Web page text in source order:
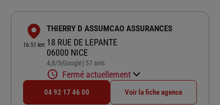
16.51 km
THIERRY D ASSUMCAO ASSURANCES
18 RUE DE LEPANTE
06000 NICE
4,8/5Note de 4.8 sur 5
(Google) 57 avis
Fermé actuellement
04 92 17 46 00 Voir la fiche agence